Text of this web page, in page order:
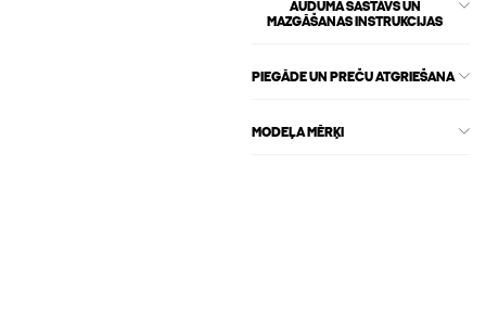
AUDUMA SASTĀVS UN
MAZGĀŠANAS INSTRUKCIJAS
PIEGĀDE UN PREČU ATGRIEŠANA
MODEĻA MĒRĶI